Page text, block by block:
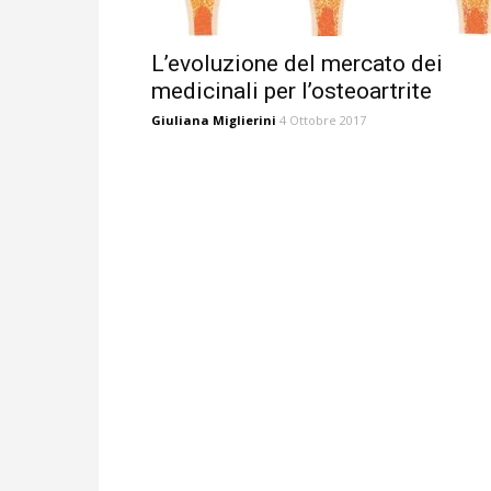
L’evoluzione del mercato dei
medicinali per l’osteoartrite
Giuliana Miglierini 4 Ottobre 2017